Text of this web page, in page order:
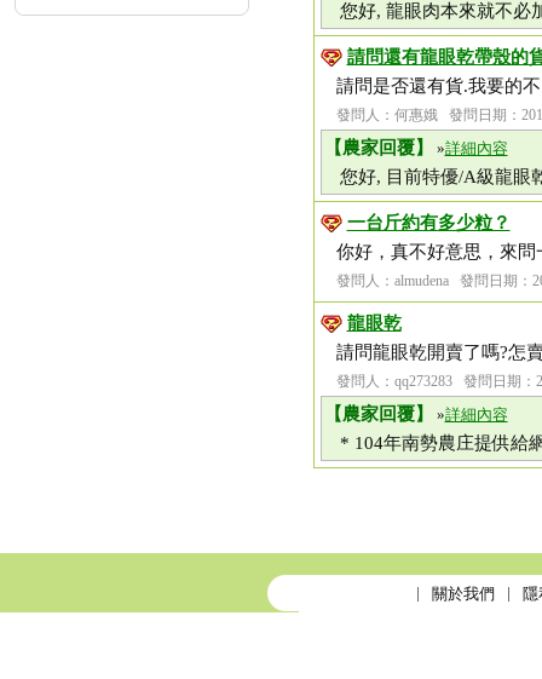
您好, 龍眼肉本來就不必
請問還有龍眼乾帶殼的
請問是否還有貨.我要的
發問人：何惠娥 發問日期：
【農家回覆】 »詳細內容
您好, 目前特優/A級龍眼
一台斤約有多少粒？
你好，真不好意思，來
發問人：almudena 發問日期：
龍眼乾
請問龍眼乾開賣了嗎?怎
發問人：qq273283 發問日期：
【農家回覆】 »詳細內容
* 104年南勢農庄提供給
關於我們